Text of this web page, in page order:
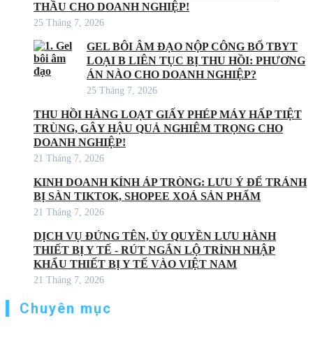
THẦU CHO DOANH NGHIỆP!
25 Tháng 7, 2026
GEL BÔI ÂM ĐẠO NỘP CÔNG BỐ TBYT
LOẠI B LIÊN TỤC BỊ THU HỒI: PHƯƠNG
ÁN NÀO CHO DOANH NGHIỆP?
25 Tháng 7, 2026
THU HỒI HÀNG LOẠT GIẤY PHÉP MÁY HẤP TIỆT
TRÙNG, GÂY HẬU QUẢ NGHIÊM TRỌNG CHO
DOANH NGHIỆP!
21 Tháng 7, 2026
KINH DOANH KÍNH ÁP TRÒNG: LƯU Ý ĐỂ TRÁNH
BỊ SÀN TIKTOK, SHOPEE XOÁ SẢN PHẨM
21 Tháng 7, 2026
DỊCH VỤ ĐỨNG TÊN, ỦY QUYỀN LƯU HÀNH
THIẾT BỊ Y TẾ - RÚT NGẮN LỘ TRÌNH NHẬP
KHẨU THIẾT BỊ Y TẾ VÀO VIỆT NAM
21 Tháng 7, 2026
Chuyên mục